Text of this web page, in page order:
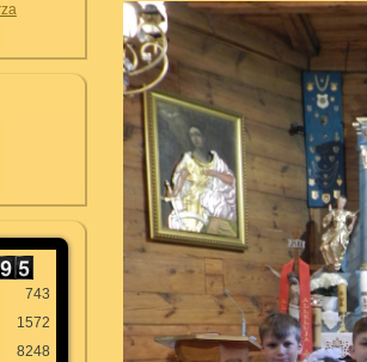
743
1572
8248